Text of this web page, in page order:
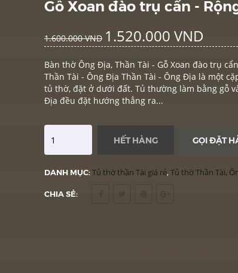
Gỗ Xoan đào trụ cẩn -
1.600.000 VND 1.520.000 VND
Bàn thờ Ông Địa, Thần Tài - Gỗ Xoan đào trụ
Thần Tài - Ông Địa Thần Tài - Ông Địa là một
tủ thờ, đặt ở dưới đất. Tủ thường làm bằng gỗ
Địa đều đặt hướng thẳng ra...
HẾT HÀNG GỌI ĐẶT
DANH MỤC:Tủ thờ thần Tài giá rẻ,Tủ thờ Thần Tài,
CHIA SẺ: